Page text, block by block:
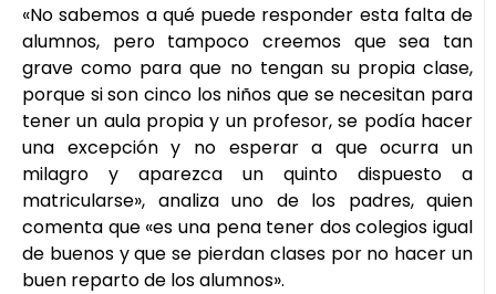
«No sabemos a qué puede responder esta falta de
alumnos, pero tampoco creemos que sea tan
grave como para que no tengan su propia clase,
porque si son cinco los niños que se necesitan para
tener un aula propia y un profesor, se podía hacer
una excepción y no esperar a que ocurra un
milagro y aparezca un quinto dispuesto a
matricularse», analiza uno de los padres, quien
comenta que «es una pena tener dos colegios igual
de buenos y que se pierdan clases por no hacer un
buen reparto de los alumnos».